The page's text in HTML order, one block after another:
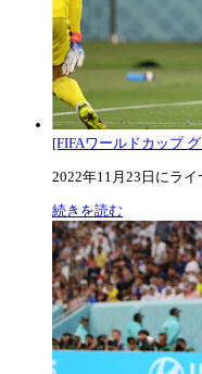
[FIFAワールドカップ
2022年11月23日にラ
続きを読む